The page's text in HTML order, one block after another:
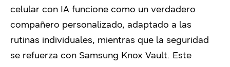
celular con IA funcione como un verdadero
compañero personalizado, adaptado a las
rutinas individuales, mientras que la seguridad
se refuerza con Samsung Knox Vault. Este